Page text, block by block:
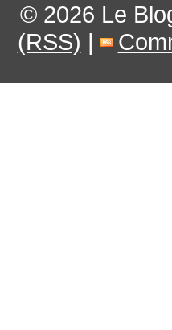
© 2026 Le
(RSS) |